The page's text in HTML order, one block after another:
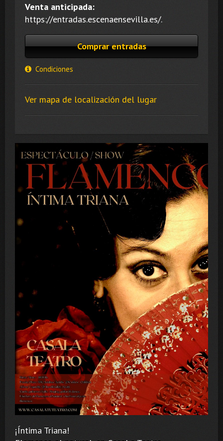
Venta anticipada:
https://entradas.escenaensevilla.es/.
Comprar entradas
Condiciones
Ver mapa de localización del lugar
¡Íntima Triana!